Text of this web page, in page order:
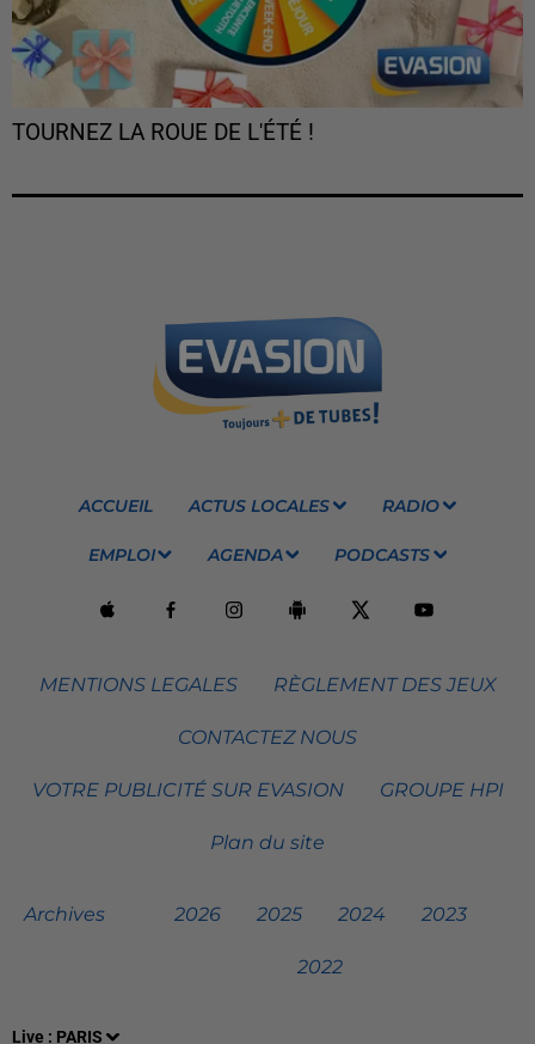
Live : PARIS
TOURNEZ LA ROUE DE L'ÉTÉ !
ACCUEIL ACTUS LOCALES RADIO
EMPLOI AGENDA PODCASTS
MENTIONS LEGALES RÈGLEMENT DES JEUX
CONTACTEZ NOUS
VOTRE PUBLICITÉ SUR EVASION GROUPE HPI
Plan du site
Archives 2026 2025 2024 2023
2022